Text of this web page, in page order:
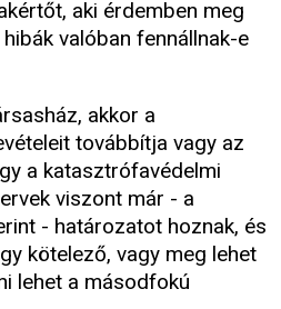
aki érdemben meg
valóban fennállnak-e
akkor a
továbbítja vagy az
a katasztrófavédelmi
viszont már - a
- határozatot hoznak, és
kötelező, vagy meg lehet
lehet a másodfokú